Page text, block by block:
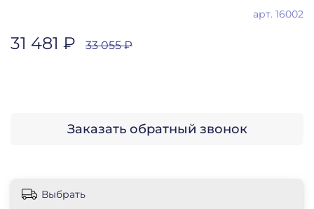
арт. 16002
31 481 ₽ 33 055 ₽
Заказать обратный звонок
Выбрать